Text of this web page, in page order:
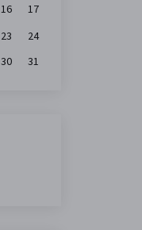
16
17
23
24
30 31